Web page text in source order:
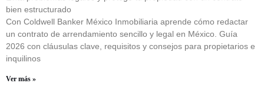
bien estructurado
Con Coldwell Banker México Inmobiliaria aprende cómo redactar
un contrato de arrendamiento sencillo y legal en México. Guía
2026 con cláusulas clave, requisitos y consejos para propietarios e
inquilinos
Ver más »